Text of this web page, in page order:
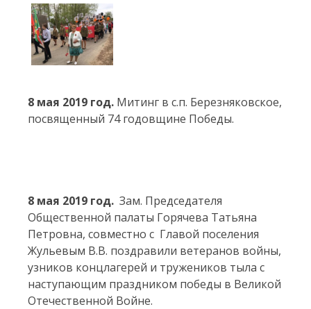
8 мая 2019 год. Митинг в с.п. Березняковское,
посвященный 74 годовщине Победы.
8 мая 2019 год. Зам. Председателя
Общественной палаты Горячева Татьяна
Петровна, совместно с Главой поселения
Жульевым В.В. поздравили ветеранов войны,
узников концлагерей и тружеников тыла с
наступающим праздником победы в Великой
Отечественной Войне.